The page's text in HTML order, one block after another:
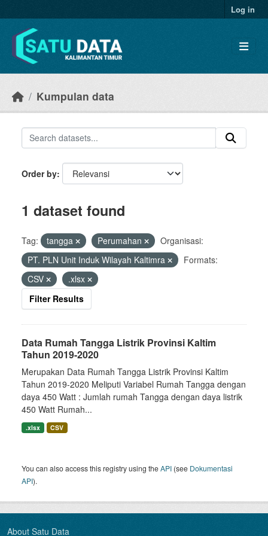
Log in
Kumpulan data
Order by
1 dataset found
Tag: tangga Perumahan
Organisasi:
PT. PLN Unit Induk Wilayah Kaltimra
Formats:
CSV
.xlsx
Filter Results
Data Rumah Tangga Listrik Provinsi Kaltim
Tahun 2019-2020
Merupakan Data Rumah Tangga Listrik Provinsi Kaltim
Tahun 2019-2020 Meliputi Variabel Rumah Tangga dengan
daya 450 Watt : Jumlah rumah Tangga dengan daya listrik
450 Watt Rumah...
.xlsx CSV
You can also access this registry using theAPI (see Dokumentasi
API).
About Satu Data